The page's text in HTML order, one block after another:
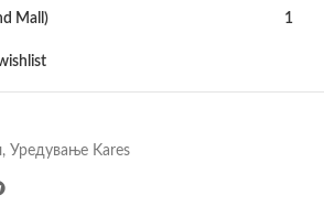
Mall) 1
, Уредување Kares